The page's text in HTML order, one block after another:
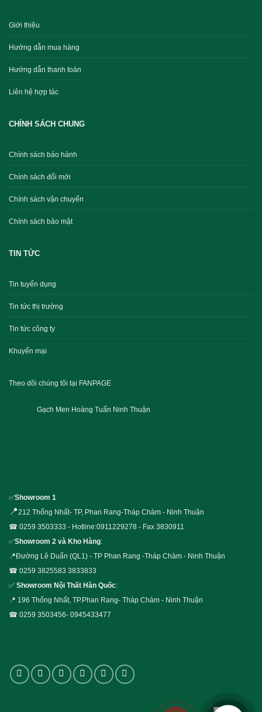
Giới thiệu
Hướng dẫn mua hàng
Hướng dẫn thanh toán
Liên hệ hợp tác
CHÍNH SÁCH CHUNG
Chính sách bảo hành
Chính sách đổi mới
Chính sách vận chuyển
Chính sách bảo mật
TIN TỨC
Tin tuyển dụng
Tin tức thị trường
Tin tức công ty
Khuyến mại
Theo dõi chúng tôi tại FANPAGE
Gạch Men Hoàng Tuấn Ninh Thuận
✅Showroom 1
📍212 Thống Nhất- TP, Phan Rang-Tháp Chàm - Ninh Thuận
☎ 0259 3503333 - Hotline:0911229278 - Fax 3830911
✅Showroom 2 và Kho Hàng:
📍Đường Lê Duẩn (QL1) - TP Phan Rang -Tháp Chàm - Ninh Thuận
☎ 0259 3825583 3833833
✅ Showroom Nội Thất Hàn Quốc:
📍 196 Thống Nhất, TP.Phan Rang- Tháp Chàm - Ninh Thuận
☎ 0259 3503456- 0945433477